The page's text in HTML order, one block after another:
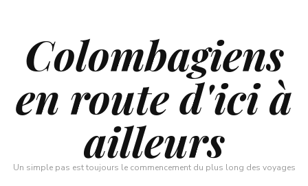
Colombagiens
en route d'ici à
ailleurs
Un simple pas est toujours le commencement du plus long des voyages